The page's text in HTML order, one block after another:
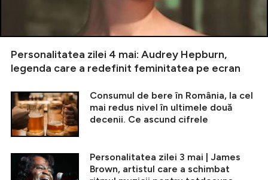
Personalitatea zilei 4 mai: Audrey Hepburn,
legenda care a redefinit feminitatea pe ecran
Consumul de bere în România, la cel
mai redus nivel în ultimele două
decenii. Ce ascund cifrele
Personalitatea zilei 3 mai | James
Brown, artistul care a schimbat